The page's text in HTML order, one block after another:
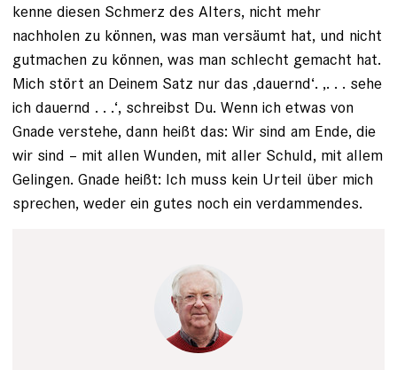
kenne diesen Schmerz des Alters, nicht mehr
nachholen zu können, was man versäumt hat, und nicht
gutmachen zu können, was man schlecht gemacht hat.
Mich stört an Deinem Satz nur das ‚dauernd‘. ‚. . . sehe
ich dauernd . . .‘, schreibst Du. Wenn ich etwas von
Gnade verstehe, dann heißt das: Wir sind am Ende, die
wir sind – mit allen Wunden, mit aller Schuld, mit allem
Gelingen. Gnade heißt: Ich muss kein Urteil über mich
sprechen, weder ein gutes noch ein verdammendes.